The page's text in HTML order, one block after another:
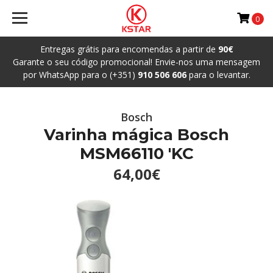
Entregas grátis para encomendas a partir de 90€
Garante o seu código promocional! Envie-nos uma mensagem
por WhatsApp para o (+351) 910 506 606para o levantar.
0
Bosch
Varinha mágica Bosch
MSM66110 'KC
64,00€